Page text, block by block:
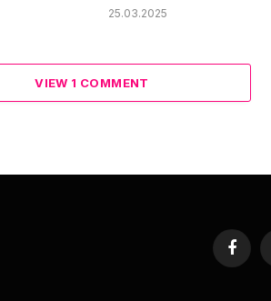
25.03.2025
VIEW 1 COMMENT